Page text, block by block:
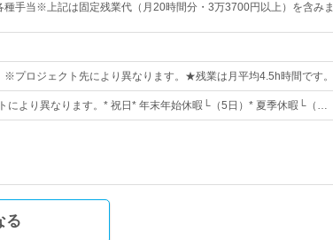
種手当※上記は固定残業代（月20時間分・3万3700円以上）を含みま
プロジェクト先により異なります。★残業は月平均4.5h時間です。
により異なります。* 祝日* 年末年始休暇└（5日）* 夏季休暇└（…
る